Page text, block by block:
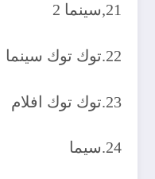
21,سينما 2
22.توك توك سينما
23.توك توك افلام
24.سيما